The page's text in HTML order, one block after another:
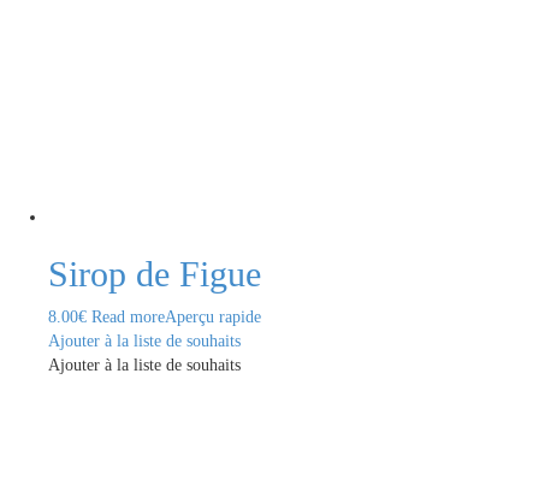
Sirop de Figue
8.00€ Read moreAperçu rapide
Ajouter à la liste de souhaits
Ajouter à la liste de souhaits